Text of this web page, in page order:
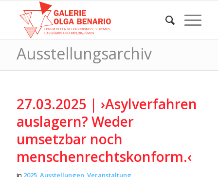
Ausstellungsarchiv
27.03.2025 | ›Asylverfahren
auslagern? Weder
umsetzbar noch
menschenrechtskonform.‹
in 2025,Ausstellungen,Veranstaltung